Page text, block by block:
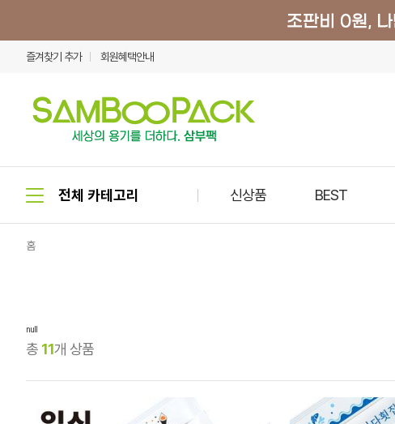
즐겨찾기 추가 회원혜택안내
신상품 BEST
홈
null
총 11개 상품